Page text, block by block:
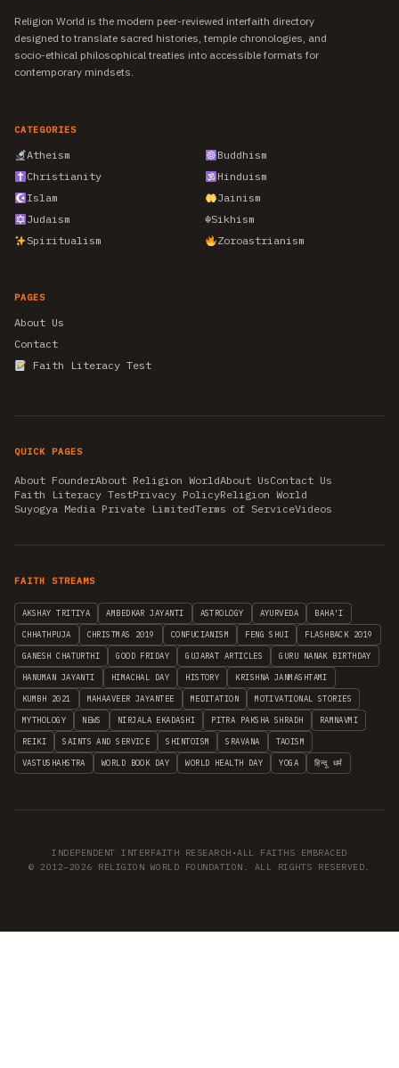
Religion World is the modern peer-reviewed interfaith directory
designed to translate sacred histories, temple chronologies, and
socio-ethical philosophical treaties into accessible formats for
contemporary mindsets.
CATEGORIES
Atheism
Buddhism
Christianity
Hinduism
Islam
Jainism
Judaism
☬Sikhism
Spiritualism
Zoroastrianism
PAGES
About Us
Contact
Faith Literacy Test
QUICK PAGES
About FounderAbout Religion WorldAbout UsContact Us
Faith Literacy TestPrivacy PolicyReligion World
Suyogya Media Private LimitedTerms of ServiceVideos
FAITH STREAMS
AKSHAY TRITIYA AMBEDKAR JAYANTI ASTROLOGY AYURVEDA BAHA'I
CHHATHPUJA CHRISTMAS 2019 CONFUCIANISM FENG SHUI FLASHBACK 2019
GANESH CHATURTHI GOOD FRIDAY GUJARAT ARTICLES GURU NANAK BIRTHDAY
HANUMAN JAYANTI HIMACHAL DAY HISTORY KRISHNA JANMASHTAMI
KUMBH 2021 MAHAAVEER JAYANTEE MEDITATION MOTIVATIONAL STORIES
MYTHOLOGY NEWS NIRJALA EKADASHI PITRA PAKSHA SHRADH RAMNAVMI
REIKI SAINTS AND SERVICE SHINTOISM SRAVANA TAOISM
VASTUSHAHSTRA WORLD BOOK DAY WORLD HEALTH DAY YOGA हिन्दू धर्म
INDEPENDENT INTERFAITH RESEARCH •ALL FAITHS EMBRACED
© 2012–2026 RELIGION WORLD FOUNDATION. ALL RIGHTS RESERVED.